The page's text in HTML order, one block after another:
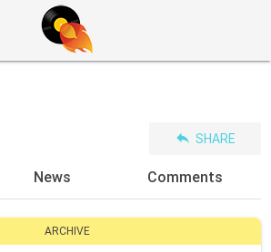
reply SHARE
News Comments
ARCHIVE